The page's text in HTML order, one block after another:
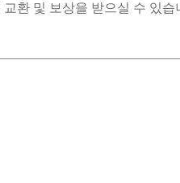
환 및 보상을 받으실 수 있습